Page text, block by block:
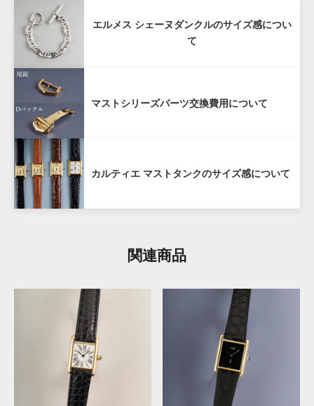
配送先が日本国内であること
お客様の責による傷や破損がないこと
購入価格の80%（税抜き）で1年間買い戻し
購入商品のお買取額を一定期間保証する「買戻し保
証」サービスをご提供しております。
当店で購入された時計を再度当店にお売りいただく場
合、ご購入から１年以内であれば購入価格の80%（税
抜き）で買い戻しいたします。
ANTIQURIOUS銀座店及び弊社オンラインサイトのど
たしますので、お気軽にご相談ください。
ビームスライフ横浜店及びメルカリ・ラクマ
などECモールでの販売商品は対象外となります。
詳しくはこちら
エルメス シェーヌダンクルのサイズ感につい
て
マストシリーズパーツ交換費用について
カルティエ マストタンクのサイズ感について
関連商品